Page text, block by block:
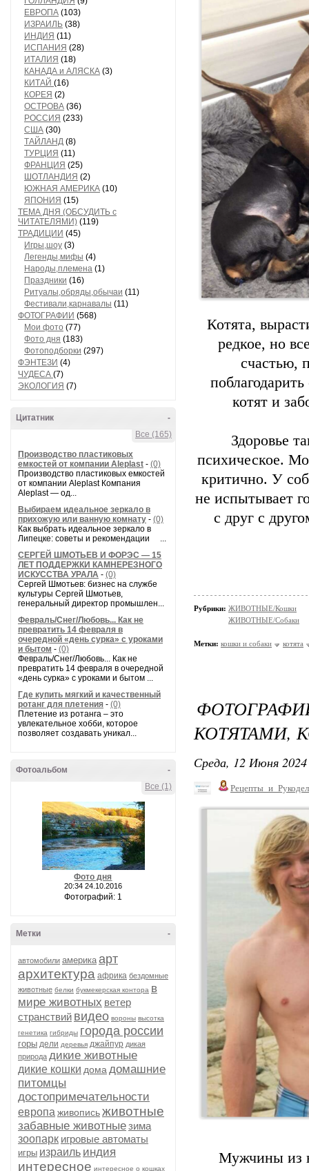
ЕВРОПА (103)
ИЗРАИЛЬ (38)
ИНДИЯ (11)
ИСПАНИЯ (28)
ИТАЛИЯ (18)
КАНАДА и АЛЯСКА (3)
КИТАЙ (16)
КОРЕЯ (2)
ОСТРОВА (36)
РОССИЯ (233)
США (30)
ТАЙЛАНД (8)
ТУРЦИЯ (11)
ФРАНЦИЯ (25)
ШОТЛАНДИЯ (2)
ЮЖНАЯ АМЕРИКА (10)
ЯПОНИЯ (15)
ТЕМА ДНЯ (ОБСУДИТЬ с
ЧИТАТЕЛЯМИ) (119)
ТРАДИЦИИ (45)
Игры,шоу (3)
Легенды,мифы (4)
Народы,племена (1)
Праздники (16)
Ритуалы,обряды,обычаи (11)
Фестивали,карнавалы (11)
ФОТОГРАФИИ (568)
Мои фото (77)
Фото дня (183)
Фотоподборки (297)
ФЭНТЕЗИ (4)
ЧУДЕСА (7)
ЭКОЛОГИЯ (7)
-
Цитатник
Все (165)
Производство пластиковых
емкостей от компании Aleplast - (0)
Производство пластиковых емкостей
от компании Aleplast Компания
Aleplast — од...
Выбираем идеальное зеркало в
прихожую или ванную комнату - (0)
Как выбрать идеальное зеркало в
Липецке: советы и рекомендации ...
СЕРГЕЙ ШМОТЬЕВ И ФОРЭС — 15
ЛЕТ ПОДДЕРЖКИ КАМНЕРЕЗНОГО
ИСКУССТВА УРАЛА - (0)
Сергей Шмотьев: бизнес на службе
культуры Сергей Шмотьев,
генеральный директор промышлен...
Февраль/Снег/Любовь... Как не
превратить 14 февраля в
очередной «день сурка» с уроками
и бытом - (0)
Февраль/Снег/Любовь... Как не
превратить 14 февраля в очередной
«день сурка» с уроками и бытом ...
Где купить мягкий и качественный
ротанг для плетения - (0)
Плетение из ротанга – это
увлекательное хобби, которое
позволяет создавать уникал...
-
Фотоальбом
Все (1)
Фото дня
20:34 24.10.2016
Фотографий: 1
-
Метки
автомобили америка арт
архитектура африка бездомные
животные белки букмекерская контора в
мире животных ветер
странствий видео вороны высотка
генетика гибриды города россии
горы дели деревья джайпур дикая
природа дикие животные
дикие кошки дома домашние
питомцы
достопримечательности
европа живописьживотные
забавные животныезима
зоопарк игровые автоматы
игры израиль индия
интересное интересное о кошках
Котята,
редкое, но
счастью,
котят и
Здоровье
психическое.
критично. У
не испытывает
с друг с
Рубрики: ЖИВОТНЫЕ/Кошки
ЖИВОТНЫЕ/Собаки
Метки: кошки и собаки котята
КОТЯТАМИ,
Среда, 12 Июня
Мужчины из